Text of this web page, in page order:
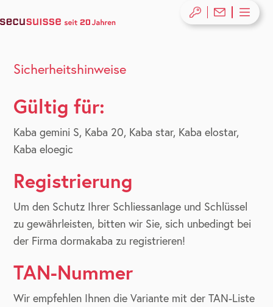
Sicherheitshinweise
Gültig für:
Kaba gemini S, Kaba 20, Kaba star, Kaba elostar,
Kaba eloegic
Registrierung
Um den Schutz Ihrer Schliessanlage und Schlüssel
zu gewährleisten, bitten wir Sie, sich unbedingt bei
der Firma dormakaba zu registrieren!
TAN-Nummer
Wir empfehlen Ihnen die Variante mit der TAN-Liste